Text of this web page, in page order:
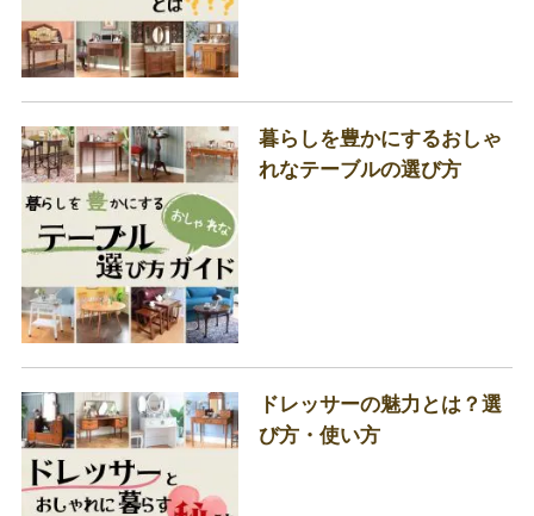
暮らしを豊かにするおしゃ
れなテーブルの選び方
ドレッサーの魅力とは？選
び方・使い方